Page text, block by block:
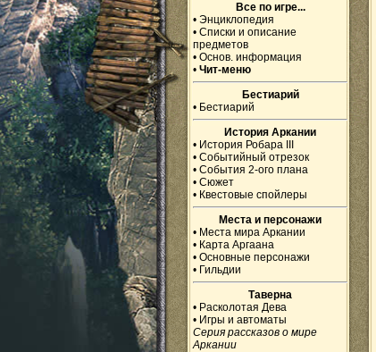
Все по игре...
• Энциклопедия
• Списки и описание
предметов
• Основ. информация
• Чит-меню
Бестиарий
• Бестиарий
История Аркании
• История Робара III
• Событийный отрезок
• События 2-ого плана
• Сюжет
• Квестовые спойлеры
Места и персонажи
• Места мира Аркании
• Карта Аргаана
• Основные персонажи
• Гильдии
Таверна
• Расколотая Дева
• Игры и автоматы
Серия рассказов о мире
Аркании